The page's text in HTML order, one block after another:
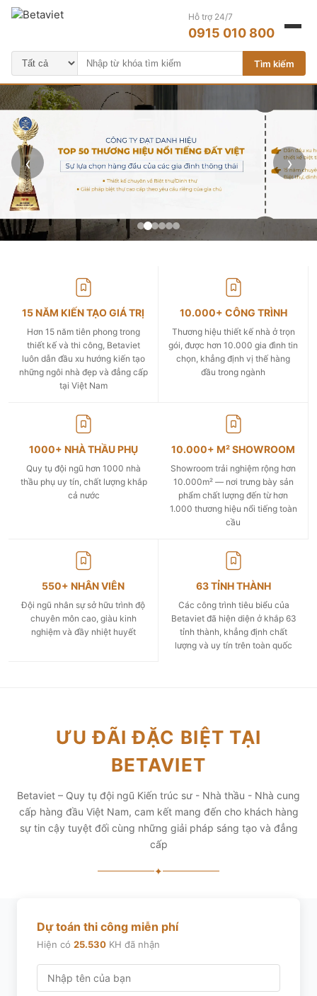
Tìm kiếm
Hỗ trợ 24/7
0915 010 800
‹ ›
15 NĂM KIẾN TẠO GIÁ TRỊ
Hơn 15 năm tiên phong trong
thiết kế và thi công, Betaviet
luôn dẫn đầu xu hướng kiến tạo
những ngôi nhà đẹp và đẳng cấp
tại Việt Nam
10.000+ CÔNG TRÌNH
Thương hiệu thiết kế nhà ở trọn
gói, được hơn 10.000 gia đình tin
chọn, khẳng định vị thế hàng
đầu trong ngành
1000+ NHÀ THẦU PHỤ
Quy tụ đội ngũ hơn 1000 nhà
thầu phụ uy tín, chất lượng khắp
cả nước
10.000+ M² SHOWROOM
Showroom trải nghiệm rộng hơn
10.000m² — nơi trưng bày sản
phẩm chất lượng đến từ hơn
1.000 thương hiệu nổi tiếng toàn
cầu
550+ NHÂN VIÊN
Đội ngũ nhân sự sở hữu trình độ
chuyên môn cao, giàu kinh
nghiệm và đầy nhiệt huyết
63 TỈNH THÀNH
Các công trình tiêu biểu của
Betaviet đã hiện diện ở khắp 63
tỉnh thành, khẳng định chất
lượng và uy tín trên toàn quốc
ƯU ĐÃI ĐẶC BIỆT TẠI
BETAVIET
Betaviet – Quy tụ đội ngũ Kiến trúc sư - Nhà thầu - Nhà cung
cấp hàng đầu Việt Nam, cam kết mang đến cho khách hàng
sự tin cậy tuyệt đối cùng những giải pháp sáng tạo và đẳng
cấp
✦
Dự toán thi công miễn phí
Hiện có 25.530 KH đã nhận